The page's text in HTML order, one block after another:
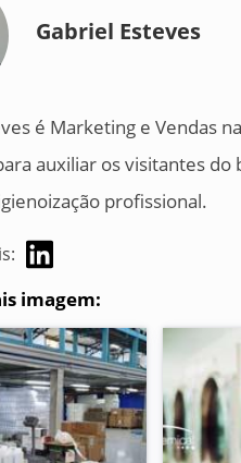
Gabriel Esteves
é Marketing e Vendas
auxiliar os visitantes
profissional.
imagem: